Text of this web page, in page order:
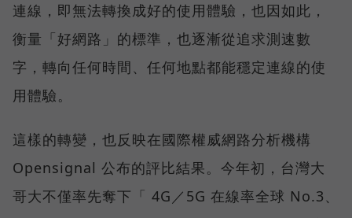
連線，即無法轉換成好的使用體驗，也因如此，
衡量「好網路」的標準，也逐漸從追求測速數
字，轉向任何時間、任何地點都能穩定連線的使
用體驗。
這樣的轉變，也反映在國際權威網路分析機構
Opensignal 公布的評比結果。今年初，台灣大
哥大不僅率先奪下「 4G／5G 在線率全球 No.3、